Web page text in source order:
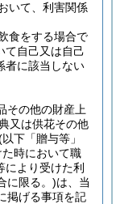
いて、利害関係
食をする場合で
て自己又は自己
者に該当しない
その他の財産上
又は供花その他
以下「贈与等」
時において職
により受けた利
に限る。)は、当
掲げる事項を記